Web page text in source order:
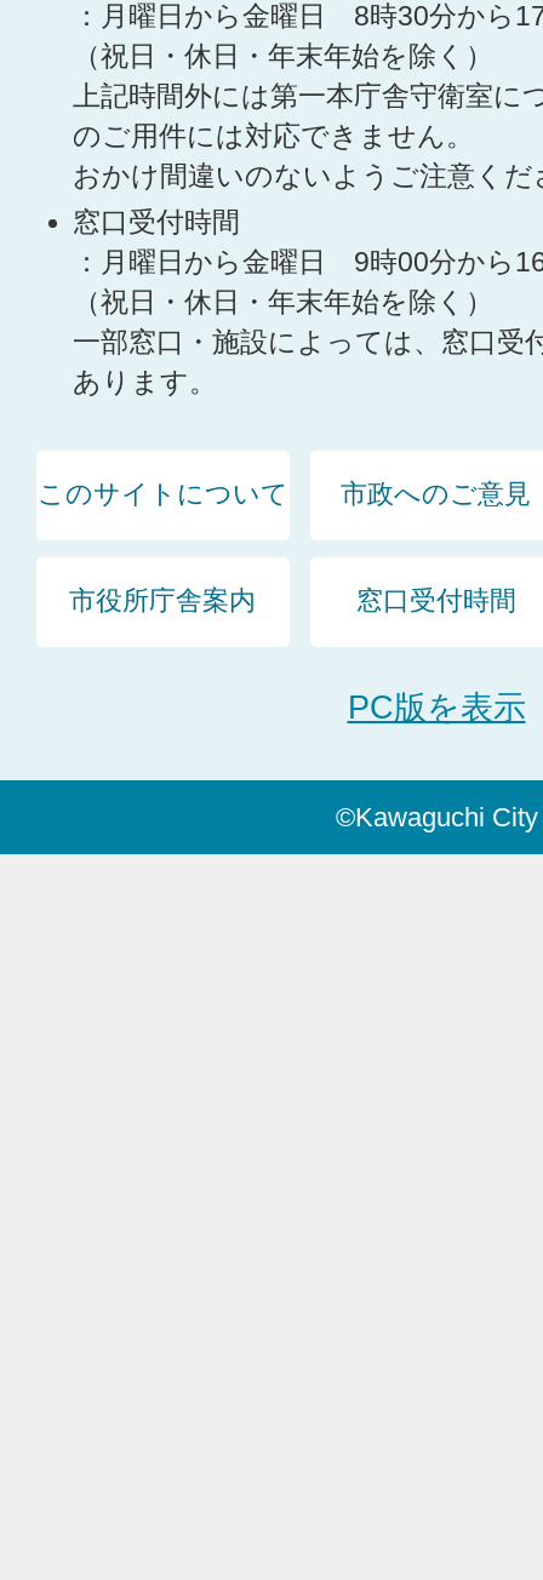
：月曜日から金曜日 8時30分から
（祝日・休日・年末年始を除く）
上記時間外には第一本庁舎守衛室に
のご用件には対応できません。
おかけ間違いのないようご注意くだ
窓口受付時間
：月曜日から金曜日 9時00分から
（祝日・休日・年末年始を除く）
一部窓口・施設によっては、窓口受
あります。
このサイトについて 市政へのご意見
市役所庁舎案内 窓口受付時間
PC版を表示
©Kawaguchi City